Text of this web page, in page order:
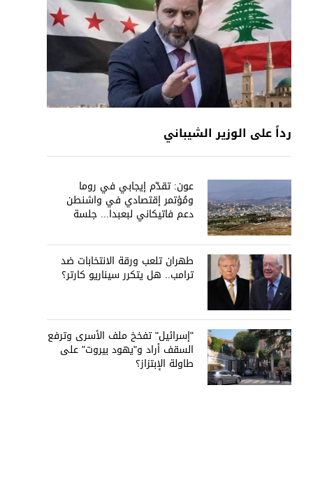
رداً على الوزير الشيباني
عون: تقدّم إيجابي في روما
ومُؤتمر إقتصادي في واشنطن
دعم فاتيكاني لبعبدا... جلسة
على الطاولة
طهران تلعب ورقة الانتخابات ضد
ترامب.. هل يتكرر سيناريو كارتر؟
"إسرائيل" تفخخ ملف الأسرى وترفع
السقف أراد و"يهود بيروت" على
طاولة الإبتزاز؟